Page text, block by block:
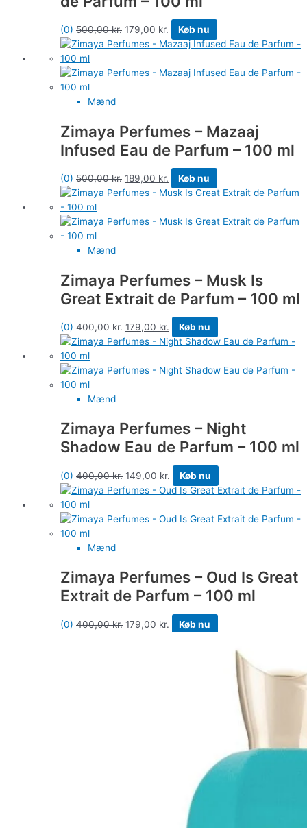
(0) 500,00kr. 179,00 kr. Køb nu
Mænd
Zimaya Perfumes – Mazaaj
Infused Eau de Parfum – 100 ml
(0) 500,00kr. 189,00 kr. Køb nu
Mænd
Zimaya Perfumes – Musk Is
Great Extrait de Parfum – 100 ml
(0) 400,00kr. 179,00 kr. Køb nu
Mænd
Zimaya Perfumes – Night
Shadow Eau de Parfum – 100 ml
(0) 400,00kr. 149,00 kr. Køb nu
Mænd
Zimaya Perfumes – Oud Is Great
Extrait de Parfum – 100 ml
(0) 400,00kr. 179,00 kr. Køb nu